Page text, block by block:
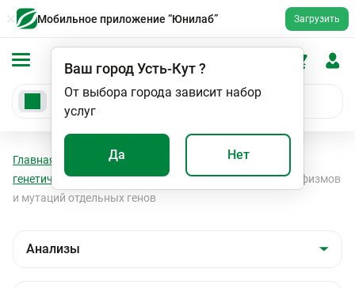
Мобильное приложение “Юнилаб” Загрузить
Ваш городУсть-Кут?
От выбора города зависит набор
услуг
Да Нет
Главная Анализы
Молекулярно-
генетические исследования
Исследование полиморфизмов
и мутаций отдельных генов